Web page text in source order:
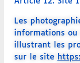
Les
informations
illustrant les
sur le site